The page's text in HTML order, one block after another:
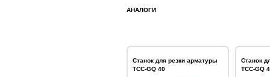
АНАЛОГИ
Станок для резки арматуры
ТСС-GQ 40
Станок
ТСС-GQ